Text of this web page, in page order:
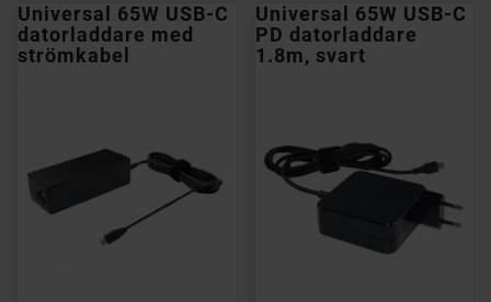
Universal 65W USB-C
datorladdare med
strömkabel
Universal 65W USB-C
PD datorladdare
1.8m, svart